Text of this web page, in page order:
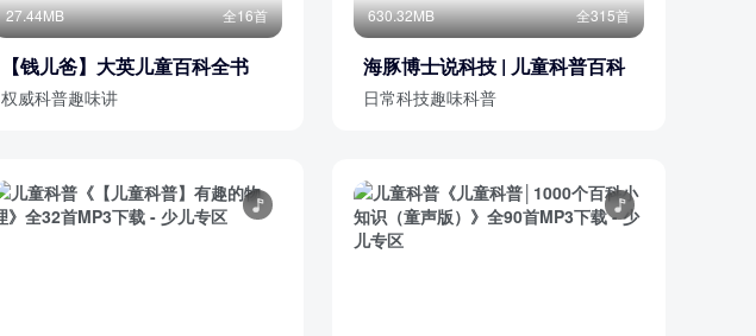
27.44MB 全16首
【钱儿爸】大英儿童百科全书
权威科普趣味讲
630.32MB 全315首
海豚博士说科技 | 儿童科普百科
日常科技趣味科普